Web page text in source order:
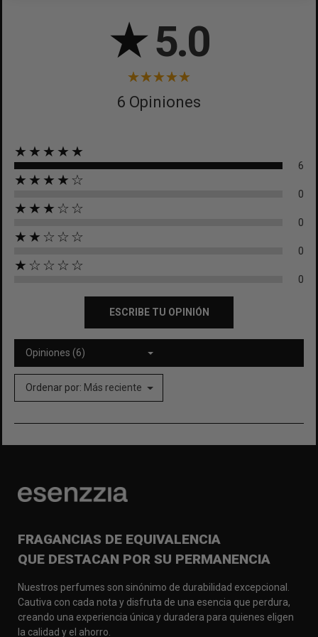
★5.0
6 Opiniones
★★★★★
6
★★★★☆
0
★★★☆☆
0
★★☆☆☆
0
★☆☆☆☆
0
ESCRIBE TU OPINIÓN
Opiniones (6)
Ordenar por: Más reciente
FRAGANCIAS DE EQUIVALENCIA
QUE DESTACAN POR SU PERMANENCIA
Nuestros perfumes son sinónimo de durabilidad excepcional.
Cautiva con cada nota y disfruta de una esencia que perdura,
creando una experiencia única y duradera para quienes eligen
la calidad y el ahorro.